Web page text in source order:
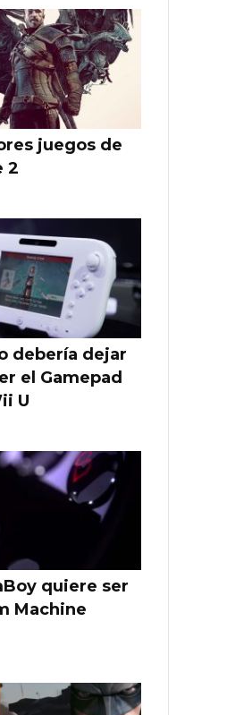
juegos de
2
debería dejar
el Gamepad
U
quiere ser
Machine